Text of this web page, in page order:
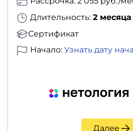
Длительность: 2 месяца
Сертификат
Начало: Узнать дату
Далее